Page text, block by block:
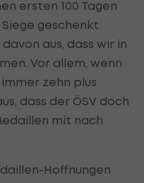
ersten 100 Tagen
geschenkt
aus, dass wir in
Vor allem, wenn
zehn plus
dass der ÖSV doch
mit nach
Hoffnungen